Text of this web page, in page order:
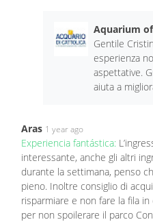
Aquarium
Gentile
esperienza
aspettative.
aiuta a
Aras 1 year ago
Experiencia fantástica:
interessante, anche gli altri
durante la settimana, penso
pieno. Inoltre consiglio di
risparmiare e non fare la fila
per non spoilerare il parco